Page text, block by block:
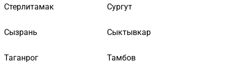
Стерлитамак Сургут
Сызрань Сыктывкар
Таганрог Тамбов